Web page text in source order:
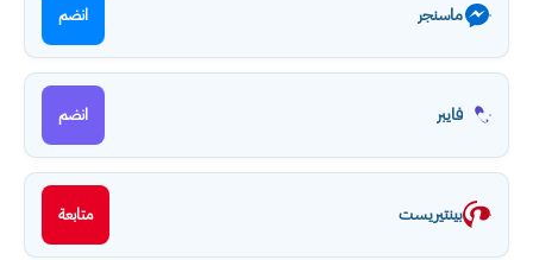
ماسنجر انضم
فايبر انضم
بينتيريست متابعة